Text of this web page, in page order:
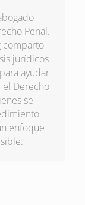
Penal.
comparto
jurídicos
ayudar
Derecho
se
enfoque